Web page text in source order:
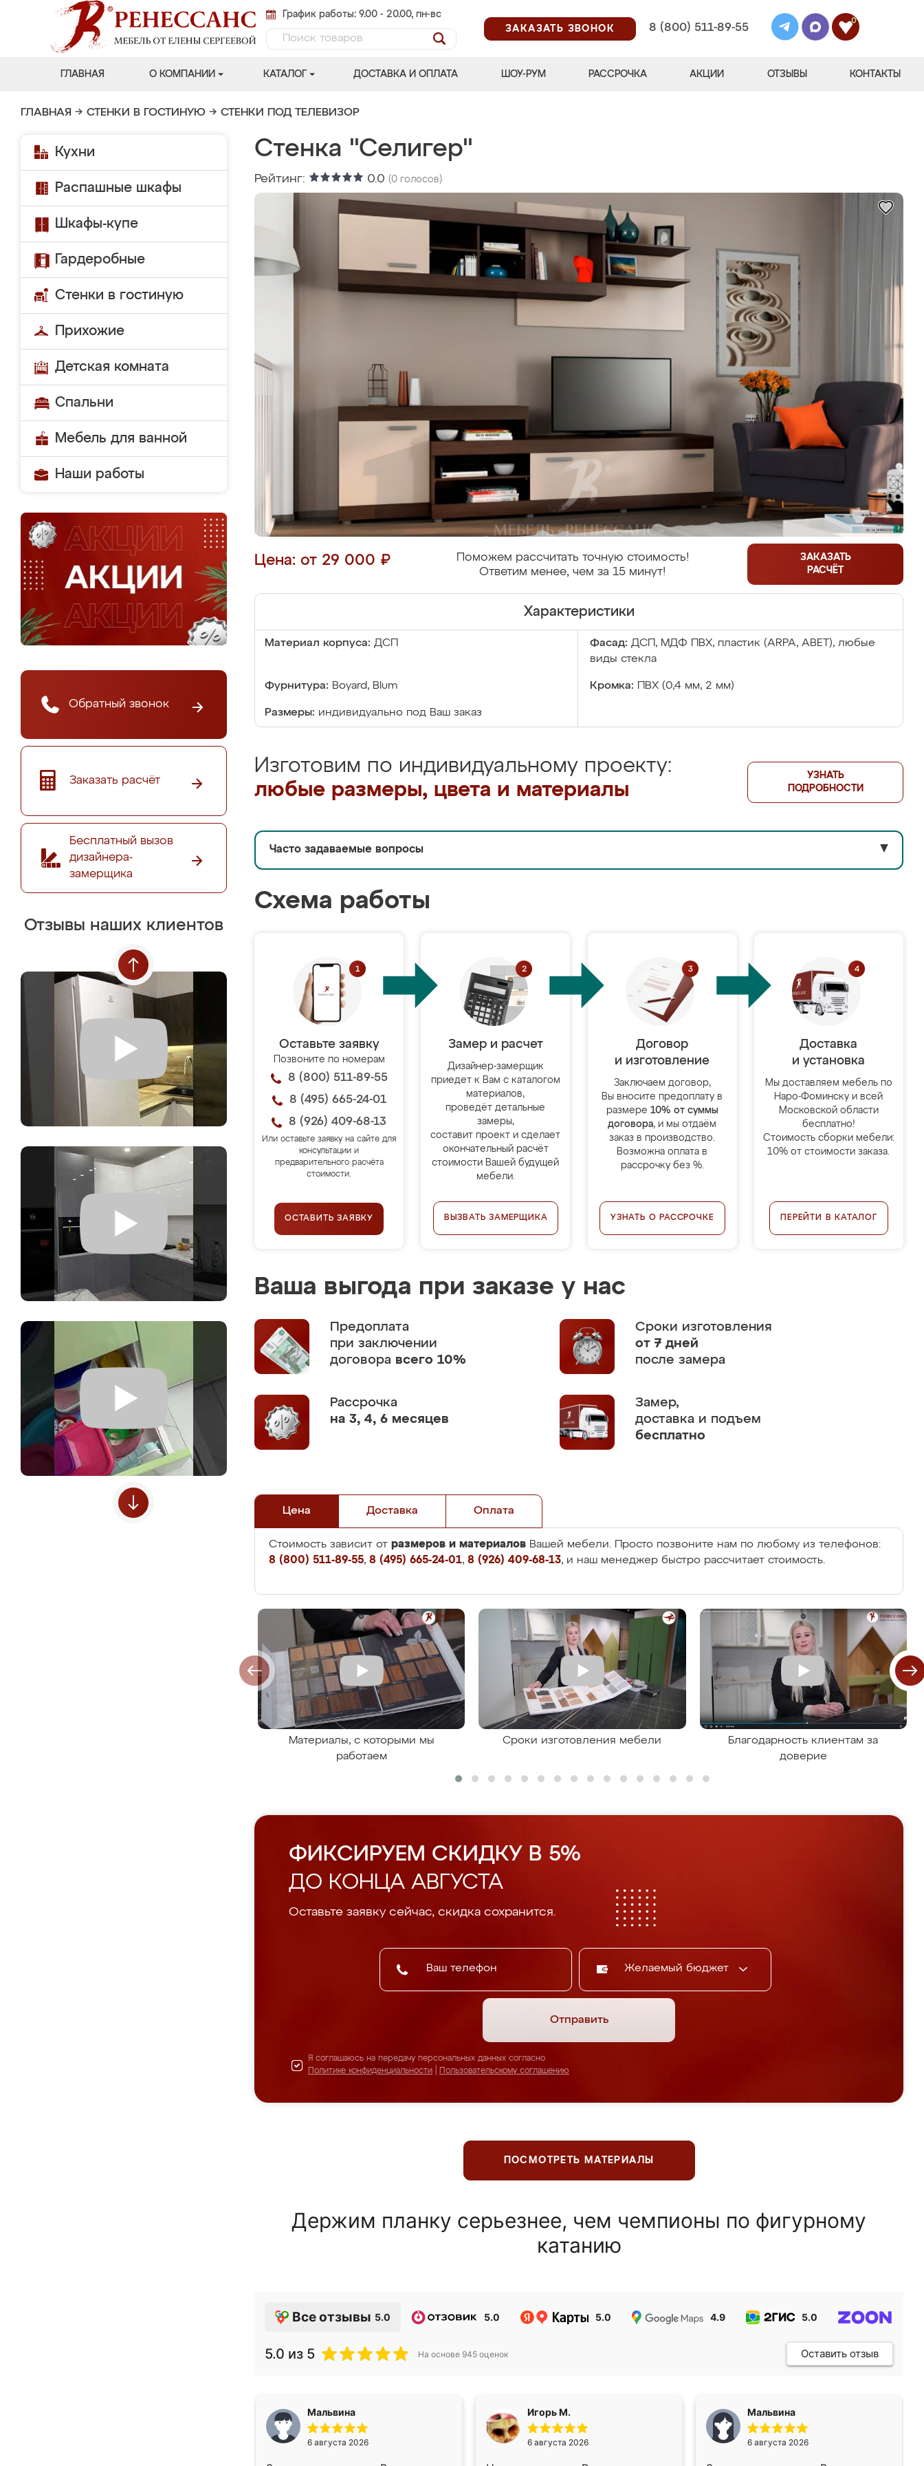
График работы: 9.00 - 20.00, пн-вс
ЗАКАЗАТЬ ЗВОНОК
8 (800) 511-89-55
0
ГЛАВНАЯ О КОМПАНИИ КАТАЛОГ ДОСТАВКА И ОПЛАТА ШОУ-РУМ РАССРОЧКА АКЦИИ ОТЗЫВЫ КОНТАКТЫ
ГЛАВНАЯ → СТЕНКИ В ГОСТИНУЮ → СТЕНКИ ПОД ТЕЛЕВИЗОР
Кухни
Распашные шкафы
Шкафы-купе
Гардеробные
Стенки в гостиную
Прихожие
Детская комната
Спальни
Мебель для ванной
Наши работы
Обратный звонок
Заказать расчёт
Бесплатный вызов
дизайнера-
замерщика
Отзывы наших клиентов
Стенка "Селигер"
Рейтинг: 0.0 (0 голосов)
Цена: от 29 000 ₽
Поможем рассчитать точную стоимость!
Ответим менее, чем за 15 минут!
ЗАКАЗАТЬ
РАСЧЁТ
Характеристики
Материал корпуса: ДСП Фасад: ДСП, МДФ ПВХ, пластик (ARPA, ABET), любые
виды стекла
Фурнитура: Boyard, Blum Кромка: ПВХ (0,4 мм, 2 мм)
Размеры: индивидуально под Ваш заказ
Изготовим по индивидуальному проекту:
любые размеры, цвета и материалы
УЗНАТЬ
ПОДРОБНОСТИ
Часто задаваемые вопросы ▼
Схема работы
Оставьте заявку
Позвоните по номерам
8 (800) 511-89-55
8 (495) 665-24-01
8 (926) 409-68-13
Или оставьте заявку на сайте для
консультации и
предварительного расчёта
стоимости.
ОСТАВИТЬ ЗАЯВКУ
Замер и расчет
Дизайнер-замерщик
приедет к Вам с каталогом
материалов,
проведёт детальные
замеры,
составит проект и сделает
окончательный расчёт
стоимости Вашей будущей
мебели.
ВЫЗВАТЬ ЗАМЕРЩИКА
Договор
и изготовление
Заключаем договор,
Вы вносите предоплату в
размере 10% от суммы
договора, и мы отдаём
заказ в производство.
Возможна оплата в
рассрочку без %.
УЗНАТЬ О РАССРОЧКЕ
Доставка
и установка
Мы доставляем мебель по
Наро-Фоминску и всей
Московской области
бесплатно!
Стоимость сборки мебели:
10% от стоимости заказа.
ПЕРЕЙТИ В КАТАЛОГ
Ваша выгода при заказе у нас
Предоплата
при заключении
договора всего 10%
Сроки изготовления
от 7 дней
после замера
Рассрочка
на 3, 4, 6 месяцев
Замер,
доставка и подъем
бесплатно
Цена Доставка Оплата
Стоимость зависит от размеров и материалов Вашей мебели. Просто позвоните нам по любому из телефонов:
8 (800) 511-89-55, 8 (495) 665-24-01, 8 (926) 409-68-13, и наш менеджер быстро рассчитает стоимость.
Материалы, с которыми мы
работаем
Сроки изготовления мебели
Благодарность клиентам за
доверие
ФИКСИРУЕМ СКИДКУ В 5%
ДО КОНЦА АВГУСТА
Оставьте заявку сейчас, скидка сохранится.
Желаемый бюджет
Отправить
Я соглашаюсь на передачу персональных данных согласно
Политике конфиденциальности
Пользовательскому соглашению
ПОСМОТРЕТЬ МАТЕРИАЛЫ
Держим планку серьезнее, чем чемпионы по фигурному
катанию
Все отзывы 5.0 5.0 5.0 4.9 5.0
5.0 из 5 На основе 945 оценок Оставить отзыв
Мальвина
6 августа 2026
Игорь М.
6 августа 2026
Мальвина
6 августа 2026